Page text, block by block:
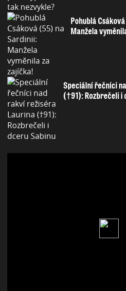
Pohublá
Manžela
Speciální řečníci
(†91): Rozbrečeli i